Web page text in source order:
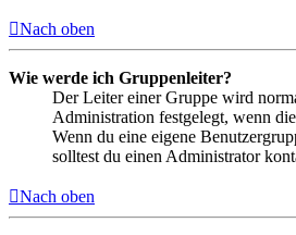
Nach oben
Wie werde ich Gruppenleiter?
Der Leiter einer Gruppe wird
Administration festgelegt, wenn
Wenn du eine eigene
solltest du einen Administrator
Nach oben